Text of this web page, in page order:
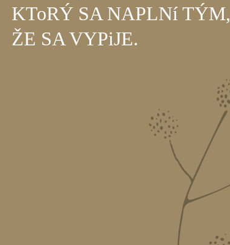
KToRÝ SA NAPLNí TÝM,
ŽE SA VYPiJE.